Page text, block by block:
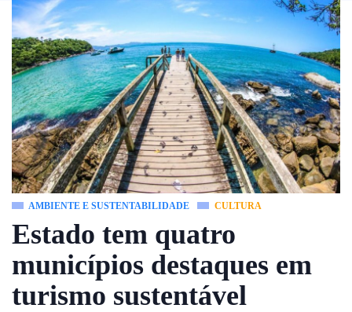
AMBIENTE E SUSTENTABILIDADE CULTURA
Estado tem quatro
municípios destaques em
turismo sustentável